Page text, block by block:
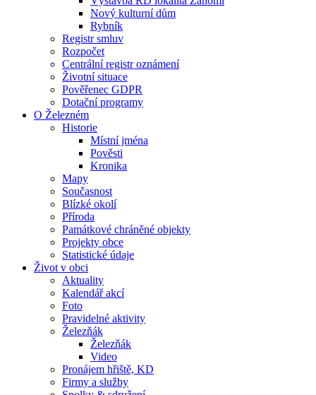
Nový kulturní dům
Rybník
Registr smluv
Rozpočet
Centrální registr oznámení
Životní situace
Pověřenec GDPR
Dotační programy
O Železném
Historie
Místní jména
Pověsti
Kronika
Mapy
Současnost
Blízké okolí
Příroda
Památkové chráněné objekty
Projekty obce
Statistické údaje
Život v obci
Aktuality
Kalendář akcí
Foto
Pravidelné aktivity
Železňák
Železňák
Video
Pronájem hřiště, KD
Firmy a služby